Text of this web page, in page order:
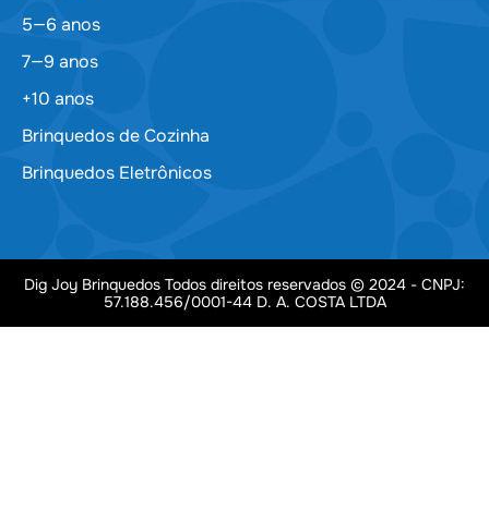
5—6 anos
7—9 anos
+10 anos
Brinquedos de Cozinha
Brinquedos Eletrônicos
Dig Joy Brinquedos Todos direitos reservados © 2024 - CNPJ:
57.188.456/0001-44 D. A. COSTA LTDA